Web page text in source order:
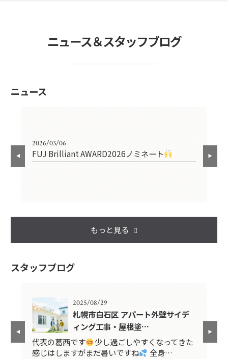
ニュース＆スタッフブログ
ニュース
2026/03/06
FUJ Brilliant AWARD2026ノミネート
もっと見る
スタッフブログ
2025/08/29
札幌市白石区 アパート外壁サイデ
ィング工事・屋根塗…
代表の葛西です
少し過ごしやすくなってきた
感じはしますがまだ暑いですね
全身…